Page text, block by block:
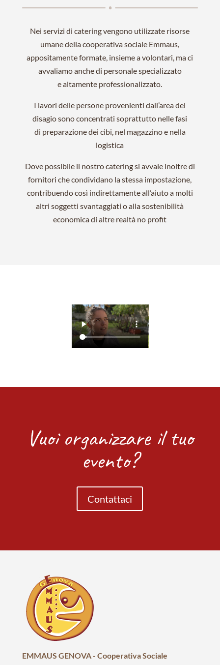
Nei servizi di catering vengono utilizzate risorse
umane della cooperativa sociale Emmaus,
appositamente formate, insieme a volontari, ma ci
avvaliamo anche di personale specializzato
e altamente professionalizzato.
I lavori delle persone provenienti dall’area del
disagio sono concentrati soprattutto nelle fasi
di preparazione dei cibi, nel magazzino e nella
logistica
Dove possibile il nostro catering si avvale inoltre di
fornitori che condividano la stessa impostazione,
contribuendo così indirettamente all’aiuto a molti
altri soggetti svantaggiati o alla sostenibilità
economica di altre realtà no profit
Vuoi organizzare il tuo
evento?
Contattaci
EMMAUS GENOVA - Cooperativa Sociale